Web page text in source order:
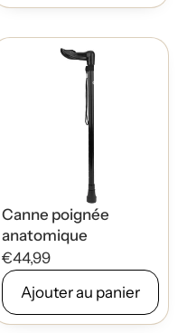
Canne poignée
anatomique
€44,99
Ajouter au panier